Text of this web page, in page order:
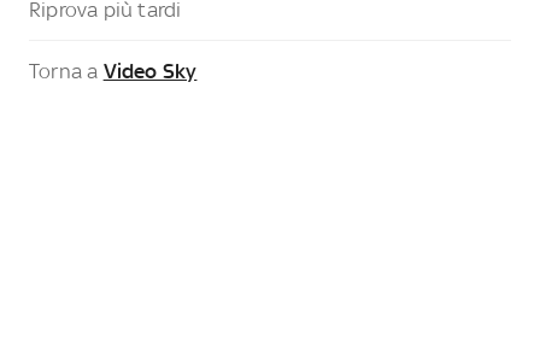
Riprova più tardi
Torna a Video Sky